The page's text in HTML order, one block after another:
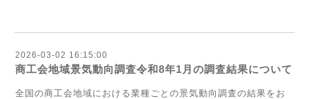
2026-03-02 16:15:00
商工会地域景気動向調査令和8年1月の調査結果について
全国の商工会地域における業種ごとの景気動向調査の結果をお